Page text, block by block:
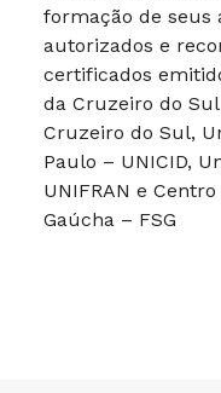
formação de seus
autorizados e
certificados
da Cruzeiro do
Cruzeiro do Sul,
Paulo – UNICID,
UNIFRAN e
Gaúcha – FSG